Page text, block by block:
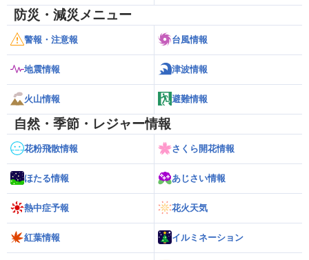
防災・減災メニュー
警報・注意報 台風情報
地震情報 津波情報
火山情報 避難情報
自然・季節・レジャー情報
花粉飛散情報 さくら開花情報
ほたる情報 あじさい情報
熱中症予報 花火天気
紅葉情報 イルミネーション